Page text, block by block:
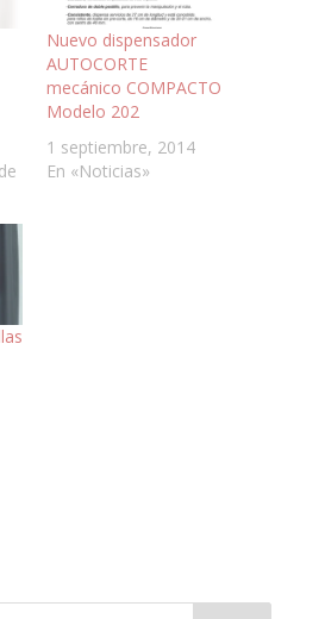
Nuevo dispensador
AUTOCORTE
mecánico COMPACTO
Modelo 202
1 septiembre, 2014
En «Noticias»